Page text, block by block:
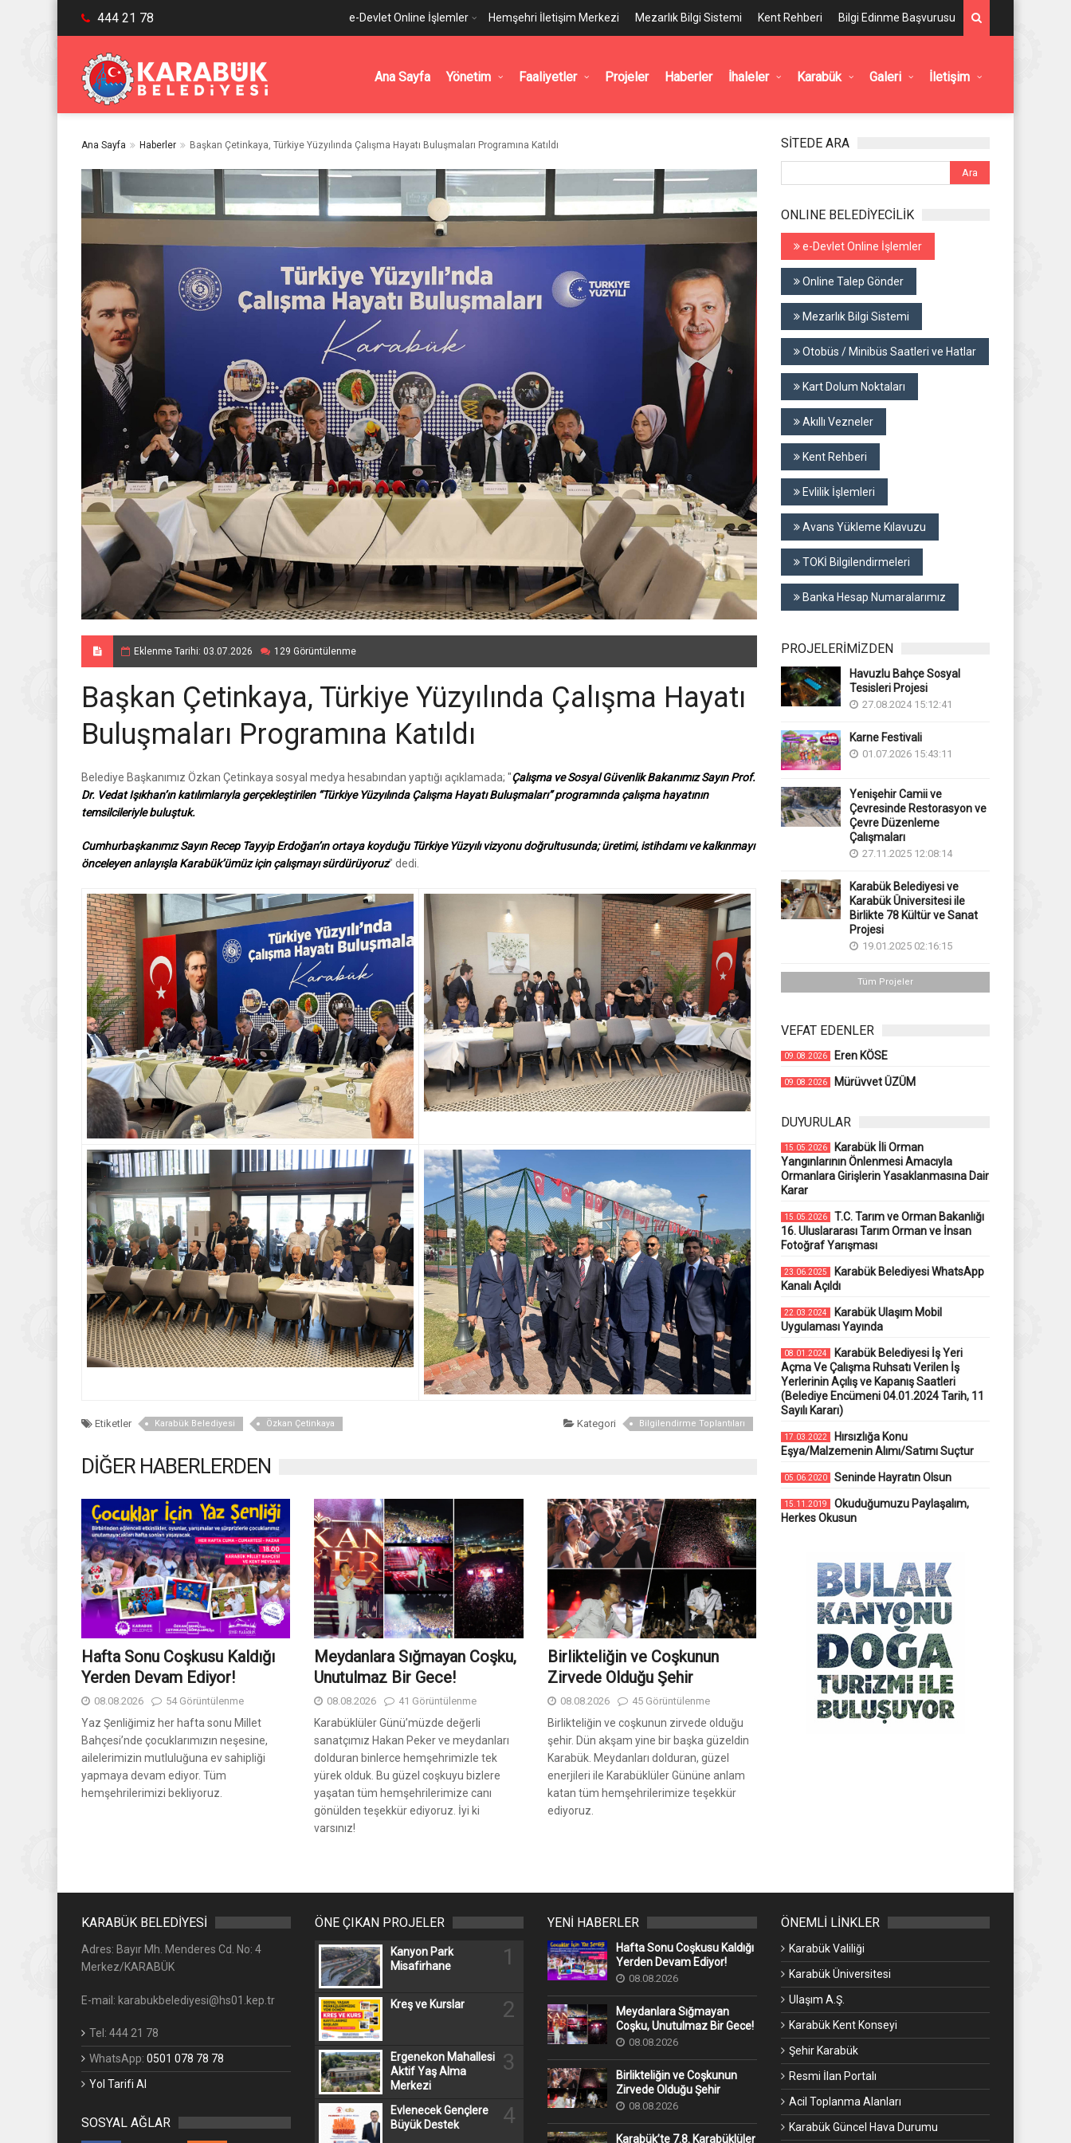
444 21 78 e-Devlet Online İşlemler Hemşehri İletişim Merkezi Mezarlık Bilgi Sistemi Kent Rehberi Bilgi Edinme Başvurusu
Ana Sayfa Yönetim Faaliyetler Projeler Haberler İhaleler Karabük Galeri İletişim
Ana Sayfa Haberler Başkan Çetinkaya, Türkiye Yüzyılında Çalışma Hayatı Buluşmaları Programına Katıldı
Eklenme Tarihi: 03.07.2026 129 Görüntülenme
Başkan Çetinkaya, Türkiye Yüzyılında Çalışma Hayatı
Buluşmaları Programına Katıldı
Belediye Başkanımız Özkan Çetinkaya sosyal medya hesabından yaptığı açıklamada; "Çalışma ve Sosyal Güvenlik Bakanımız Sayın Prof.
Dr. Vedat Işıkhan’ın katılımlarıyla gerçekleştirilen “Türkiye Yüzyılında Çalışma Hayatı Buluşmaları” programında çalışma hayatının
temsilcileriyle buluştuk.
Cumhurbaşkanımız Sayın Recep Tayyip Erdoğan’ın ortaya koyduğu Türkiye Yüzyılı vizyonu doğrultusunda; üretimi, istihdamı ve kalkınmayı
önceleyen anlayışla Karabük’ümüz için çalışmayı sürdürüyoruz" dedi.
Etiketler Karabük Belediyesi Özkan Çetinkaya Kategori Bilgilendirme Toplantıları
DİĞER HABERLERDEN
Hafta Sonu Coşkusu Kaldığı
Yerden Devam Ediyor!
08.08.2026 54 Görüntülenme
Yaz Şenliğimiz her hafta sonu Millet
Bahçesi’nde çocuklarımızın neşesine,
ailelerimizin mutluluğuna ev sahipliği
yapmaya devam ediyor. Tüm
hemşehrilerimizi bekliyoruz.
Meydanlara Sığmayan Coşku,
Unutulmaz Bir Gece!
08.08.2026 41 Görüntülenme
Karabüklüler Günü’müzde değerli
sanatçımız Hakan Peker ve meydanları
dolduran binlerce hemşehrimizle tek
yürek olduk. Bu güzel coşkuyu bizlere
yaşatan tüm hemşehrilerimize canı
gönülden teşekkür ediyoruz. İyi ki
varsınız!
Birlikteliğin ve Coşkunun
Zirvede Olduğu Şehir
08.08.2026 45 Görüntülenme
Birlikteliğin ve coşkunun zirvede olduğu
şehir. Dün akşam yine bir başka güzeldin
Karabük. Meydanları dolduran, güzel
enerjileri ile Karabüklüler Gününe anlam
katan tüm hemşehrilerimize teşekkür
ediyoruz.
SİTEDE ARA
ONLINE BELEDİYECİLİK
e-Devlet Online İşlemler
Online Talep Gönder
Mezarlık Bilgi Sistemi
Otobüs / Minibüs Saatleri ve Hatlar
Kart Dolum Noktaları
Akıllı Vezneler
Kent Rehberi
Evlilik İşlemleri
Avans Yükleme Kılavuzu
TOKİ Bilgilendirmeleri
Banka Hesap Numaralarımız
PROJELERİMİZDEN
Havuzlu Bahçe Sosyal
Tesisleri Projesi
27.08.2024 15:12:41
Karne Festivali
01.07.2026 15:43:11
Yenişehir Camii ve
Çevresinde Restorasyon ve
Çevre Düzenleme
Çalışmaları
27.11.2025 12:08:14
Karabük Belediyesi ve
Karabük Üniversitesi ile
Birlikte 78 Kültür ve Sanat
Projesi
19.01.2025 02:16:15
Tüm Projeler
VEFAT EDENLER
09.08.2026 Eren KÖSE
09.08.2026 Mürüvvet ÜZÜM
DUYURULAR
15.05.2026
Karabük İli Orman
Yangınlarının Önlenmesi Amacıyla
Ormanlara Girişlerin Yasaklanmasına Dair
Karar
15.05.2026
T.C. Tarım ve Orman Bakanlığı
16. Uluslararası Tarım Orman ve İnsan
Fotoğraf Yarışması
23.06.2025
Karabük Belediyesi WhatsApp
Kanalı Açıldı
22.03.2024
Karabük Ulaşım Mobil
Uygulaması Yayında
08.01.2024
Karabük Belediyesi İş Yeri
Açma Ve Çalışma Ruhsatı Verilen İş
Yerlerinin Açılış ve Kapanış Saatleri
(Belediye Encümeni 04.01.2024 Tarih, 11
Sayılı Kararı)
17.03.2022
Hırsızlığa Konu
Eşya/Malzemenin Alımı/Satımı Suçtur
05.06.2020 Seninde Hayratın Olsun
15.11.2019
Okuduğumuzu Paylaşalım,
Herkes Okusun
KARABÜK BELEDİYESİ
Adres: Bayır Mh. Menderes Cd. No: 4
Merkez/KARABÜK
E-mail: karabukbelediyesi@hs01.kep.tr
Tel: 444 21 78
WhatsApp: 0501 078 78 78
Yol Tarifi Al
SOSYAL AĞLAR
ÖNE ÇIKAN PROJELER
Kanyon Park
Misafirhane
1
Kreş ve Kurslar 2
Ergenekon Mahallesi
Aktif Yaş Alma
Merkezi
3
Evlenecek Gençlere
Büyük Destek
4
YENİ HABERLER
Hafta Sonu Coşkusu Kaldığı
Yerden Devam Ediyor!
08.08.2026
Meydanlara Sığmayan
Coşku, Unutulmaz Bir Gece!
08.08.2026
Birlikteliğin ve Coşkunun
Zirvede Olduğu Şehir
08.08.2026
Karabük’te 7.8. Karabüklüler
ÖNEMLİ LİNKLER
Karabük Valiliği
Karabük Üniversitesi
Ulaşım A.Ş.
Karabük Kent Konseyi
Şehir Karabük
Resmi İlan Portalı
Acil Toplanma Alanları
Karabük Güncel Hava Durumu